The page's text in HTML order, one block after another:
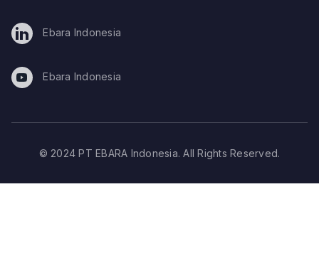
Ebara Indonesia
Ebara Indonesia
© 2024 PT EBARA Indonesia. All Rights Reserved.